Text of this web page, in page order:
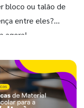
bloco ou talão de
entre eles?
agora!